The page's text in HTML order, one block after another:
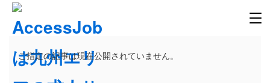
ご指定の記事は現在公開されていません。